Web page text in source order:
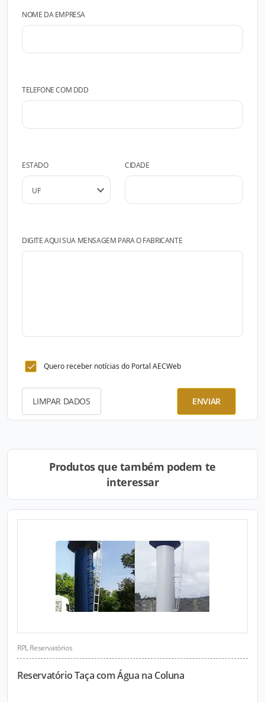
NOME DA EMPRESA
TELEFONE COM DDD
ESTADO CIDADE
DIGITE AQUI SUA MENSAGEM PARA O FABRICANTE
Quero receber notícias do Portal AECWeb
LIMPAR DADOS ENVIAR
Produtos que também podem te
interessar
RPL Reservatórios
Reservatório Taça com Água na Coluna